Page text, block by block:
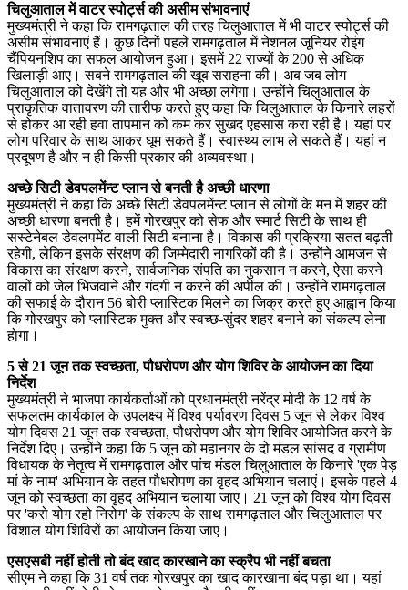
चिलुआताल में वाटर स्पोर्ट्स की असीम संभावनाएं
मुख्यमंत्री ने कहा कि रामगढ़ताल की तरह चिलुआताल में भी वाटर स्पोर्ट्स की
असीम संभावनाएं हैं। कुछ दिनों पहले रामगढ़ताल में नेशनल जूनियर रोइंग
चैंपियनशिप का सफल आयोजन हुआ। इसमें 22 राज्यों के 200 से अधिक
खिलाड़ी आए। सबने रामगढ़ताल की खूब सराहना की। अब जब लोग
चिलुआताल को देखेंगे तो यह और भी अच्छा लगेगा। उन्होंने चिलुआताल के
प्राकृतिक वातावरण की तारीफ करते हुए कहा कि चिलुआताल के किनारे लहरों
से होकर आ रही हवा तापमान को कम कर सुखद एहसास करा रही है। यहां पर
लोग परिवार के साथ आकर घूम सकते हैं। स्वास्थ्य लाभ ले सकते हैं। यहां न
प्रदूषण है और न ही किसी प्रकार की अव्यवस्था।
अच्छे सिटी डेवपलमेंन्ट प्लान से बनती है अच्छी धारणा
मुख्यमंत्री ने कहा कि अच्छे सिटी डेवपलमेंन्ट प्लान से लोगों के मन में शहर की
अच्छी धारणा बनती है। हमें गोरखपुर को सेफ और स्मार्ट सिटी के साथ ही
सस्टेनेबल डेवलपमेंट वाली सिटी बनाना है। विकास की प्रक्रिया सतत बढ़ती
रहेगी, लेकिन इसके संरक्षण की जिम्मेदारी नागरिकों की है। उन्होंने आमजन से
विकास का संरक्षण करने, सार्वजनिक संपति का नुकसान न करने, ऐसा करने
वालों को जेल भिजवाने और गंदगी न करने की अपील की। उन्होंने रामगढ़ताल
की सफाई के दौरान 56 बोरी प्लास्टिक मिलने का जिक्र करते हुए आह्वान किया
कि गोरखपुर को प्लास्टिक मुक्त और स्वच्छ-सुंदर शहर बनाने का संकल्प लेना
होगा।
5 से 21 जून तक स्वच्छता, पौधरोपण और योग शिविर के आयोजन का दिया
निर्देश
मुख्यमंत्री ने भाजपा कार्यकर्ताओं को प्रधानमंत्री नरेंद्र मोदी के 12 वर्ष के
सफलतम कार्यकाल के उपलक्ष्य में विश्व पर्यावरण दिवस 5 जून से लेकर विश्व
योग दिवस 21 जून तक स्वच्छता, पौधरोपण और योग शिविर आयोजित करने के
निर्देश दिए। उन्होंने कहा कि 5 जून को महानगर के दो मंडल सांसद व ग्रामीण
विधायक के नेतृत्व में रामगढ़ताल और पांच मंडल चिलुआताल के किनारे 'एक पेड़
मां के नाम' अभियान के तहत पौधरोपण का वृहद अभियान चलाएं। इसके पहले 4
जून को स्वच्छता का वृहद अभियान चलाया जाए। 21 जून को विश्व योग दिवस
पर 'करो योग रहो निरोग' के संकल्प के साथ रामगढ़ताल और चिलुआताल पर
विशाल योग शिविरों का आयोजन किया जाए।
एसएसबी नहीं होती तो बंद खाद कारखाने का स्क्रैप भी नहीं बचता
सीएम ने कहा कि 31 वर्ष तक गोरखपुर का खाद कारखाना बंद पड़ा था। यहां